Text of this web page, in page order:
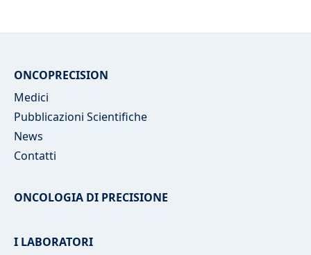
ONCOPRECISION
Medici
Pubblicazioni Scientifiche
News
Contatti
ONCOLOGIA DI PRECISIONE
I LABORATORI